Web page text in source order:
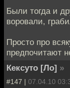
Были тогда и
воровали,
Просто про
предпочитают
Кексуто [Ло] »
#147 | 07.04.10